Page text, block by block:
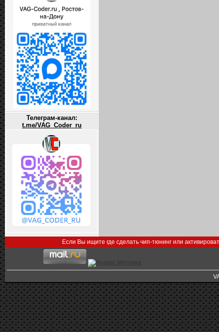
Телеграм-канал:
t.me/VAG_Coder_ru
Если Вы ищите где сделать чип-тюнинг или